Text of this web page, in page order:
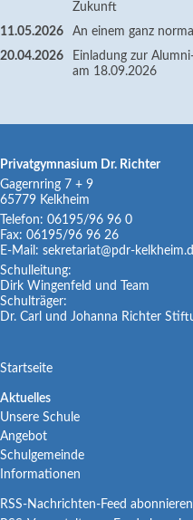
Zukunft
11.05.2026
An einem ganz
20.04.2026
Einladung zur
am 18.09.2026
Privatgymnasium Dr. Richter
Gagernring 7 + 9
65779 Kelkheim
Telefon: 06195/96 96 0
Fax: 06195/96 96 26
E-Mail: sekretariat@pdr-
Schulleitung:
Dirk Wingenfeld und Team
Schulträger:
Dr. Carl und Johanna Richter
Navigation
Startseite
Navigation
überspringen
Aktuelles
Unsere Schule
Angebot
Schulgemeinde
Informationen
RSS-Nachrichten-Feed abonnieren